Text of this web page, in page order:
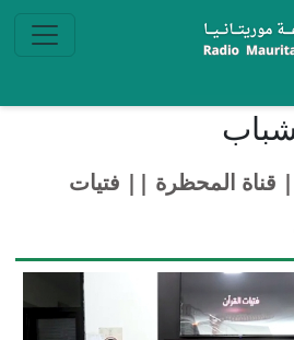
قناة المحظرة || فتيات